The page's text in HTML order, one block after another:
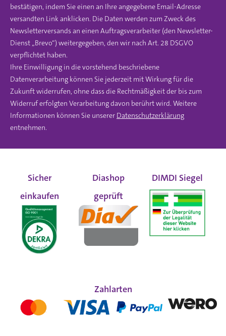
bestätigen, indem Sie einen an Ihre angegebene Email-Adresse
versandten Link anklicken. Die Daten werden zum Zweck des
Newsletterversands an einen Auftragsverarbeiter (den Newsletter-
Dienst „Brevo“) weitergegeben, den wir nach Art. 28 DSGVO
verpflichtet haben.
Ihre Einwilligung in die vorstehend beschriebene
Datenverarbeitung können Sie jederzeit mit Wirkung für die
Zukunft widerrufen, ohne dass die Rechtmäßigkeit der bis zum
Widerruf erfolgten Verarbeitung davon berührt wird. Weitere
Informationen können Sie unserer Datenschutzerklärung
entnehmen.
Sicher
einkaufen
Diashop
geprüft
DIMDI Siegel
Zahlarten